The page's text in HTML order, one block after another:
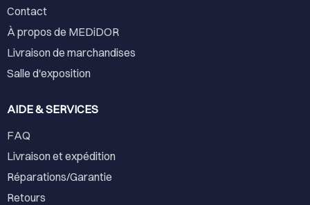
Contact
À propos de MEDiDOR
Livraison de marchandises
Salle d'exposition
AIDE & SERVICES
FAQ
Livraison et expédition
Réparations/Garantie
Retours